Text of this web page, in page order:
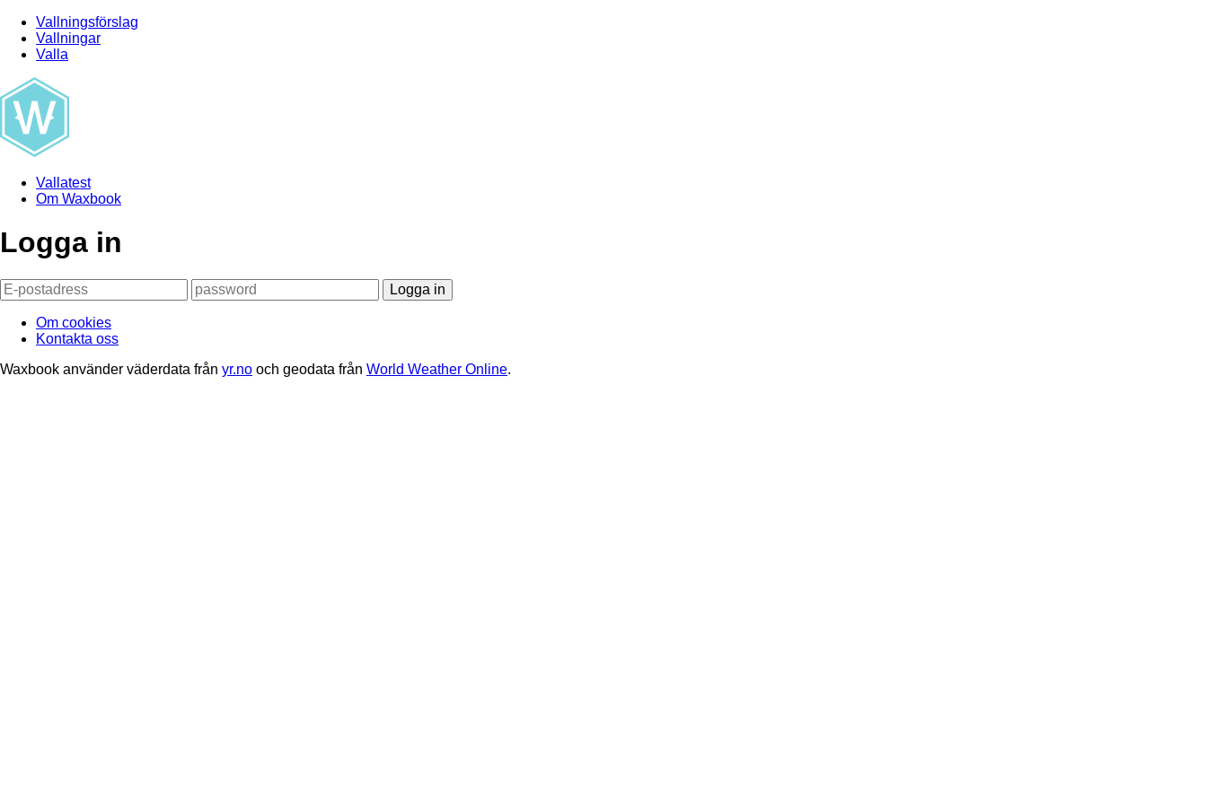
Vallningsförslag
Vallningar
Valla
Vallatest
Om Waxbook
Logga in
Logga in
Om cookies
Kontakta oss
Waxbook använder väderdata från yr.no och geodata från World Weather Online.